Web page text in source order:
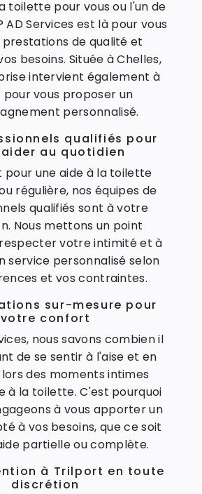
toilette pour vous ou l'un de
AD Services est là pour vous
de qualité et
besoins. Située à Chelles,
intervient également à
vous proposer un
personnalisé.
qualifiés pour
au quotidien
pour une aide à la toilette
régulière, nos équipes de
qualifiés sont à votre
Nous mettons un point
votre intimité et à
service personnalisé selon
et vos contraintes.
sur-mesure pour
votre confort
nous savons combien il
de se sentir à l'aise et en
des moments intimes
à la toilette. C'est pourquoi
à vous apporter un
à vos besoins, que ce soit
partielle ou complète.
à Trilport en toute
discrétion